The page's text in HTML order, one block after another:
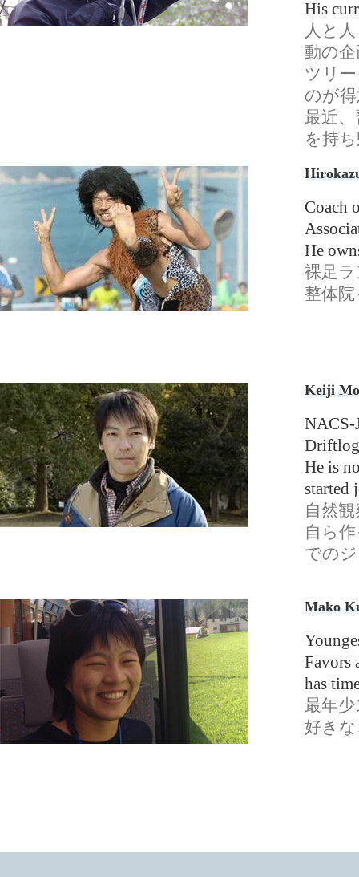
His
人と
動の
ツリ
のが
最近
を持
Coach
He
裸足
整体
Keiji
NACS-
He is
started
自然
自ら
での
Mako
Favors
has
最年
好き